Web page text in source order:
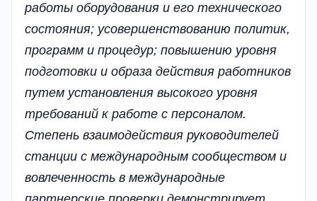
работы оборудования и его технического
состояния; усовершенствованию политик,
программ и процедур; повышению уровня
подготовки и образа действия работников
путем установления высокого уровня
требований к работе с персоналом.
Степень взаимодействия руководителей
станции с международным сообществом и
вовлеченность в международные